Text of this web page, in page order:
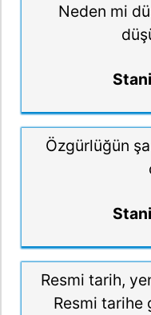
Neden mi
Özgürlüğün
Resmi tarih,
Resmi tarihe